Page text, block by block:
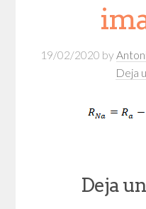
19/02/2020 by
Deja
Deja